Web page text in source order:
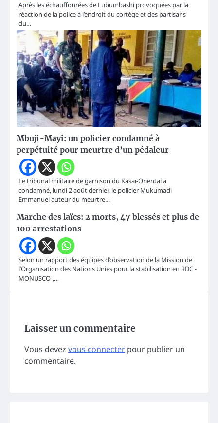
Après les échauffourées de Lubumbashi provoquées par la
réaction de la police à l’endroit du cortège et des partisans
du…
Mbuji-Mayi: un policier condamné à
perpétuité pour meurtre d’un pédaleur
Le tribunal militaire de garnison du Kasaï-Oriental a
condamné, lundi 2 août dernier, le policier Mukumadi
Emmanuel auteur du meurtre…
Marche des laïcs: 2 morts, 47 blessés et plus de
100 arrestations
Selon un rapport des équipes d’observation de la Mission de
l’Organisation des Nations Unies pour la stabilisation en RDC -
MONUSCO-,…
Laisser un commentaire
Vous devez vous connecter pour publier un
commentaire.